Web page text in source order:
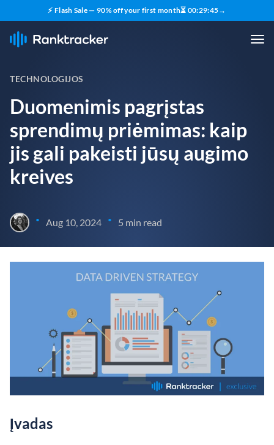
⚡ Flash Sale — 90% off your first month⏳ 00:29:43→
TECHNOLOGIJOS
Duomenimis pagrįstas
sprendimų priėmimas: kaip
jis gali pakeisti jūsų augimo
kreives
• Aug 10, 2024 • 5 min read
Įvadas